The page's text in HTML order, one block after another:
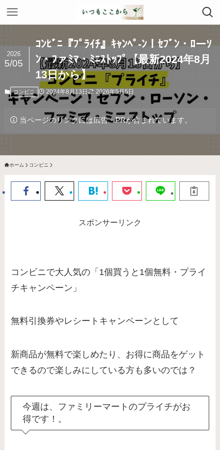
ｺﾝﾋﾞﾆ『ﾌﾟﾗｲﾁ』ｷｬﾝﾍﾟ-ﾝ！ｾﾌﾞﾝ・ﾛーｿ
ﾝ・ﾌァﾐﾏ・ﾐﾆｽﾄｯﾌﾟ【最新2024年8月
13日から】
2026
5/05
コンビニ 2024年8月13日 2026年5月5日
当ページのリンクには広告・PRが含まれています。
ホーム コンビニ
スポンサーリンク
コンビニで大人気の「1個買うと1個無料・プライ
チキャンペーン」
無料引換券やレシートキャンペーンとして
新商品が無料で楽しめたり、お得に商品をゲット
できるので楽しみにしている方も多いのでは？
今週は、ファミリーマートのプライチがお
得です！。